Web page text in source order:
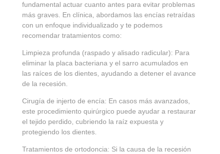
fundamental actuar cuanto antes para evitar problemas
más graves. En clínica, abordamos las encías retraídas
con un enfoque individualizado y te podemos
recomendar tratamientos como:
Limpieza profunda (raspado y alisado radicular): Para
eliminar la placa bacteriana y el sarro acumulados en
las raíces de los dientes, ayudando a detener el avance
de la recesión.
Cirugía de injerto de encía: En casos más avanzados,
este procedimiento quirúrgico puede ayudar a restaurar
el tejido perdido, cubriendo la raíz expuesta y
protegiendo los dientes.
Tratamientos de ortodoncia: Si la causa de la recesión